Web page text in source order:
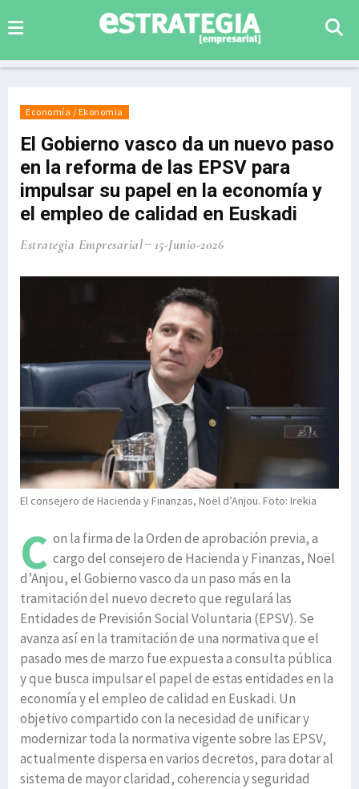
Economía / Ekonomia
El Gobierno vasco da un nuevo paso
en la reforma de las EPSV para
impulsar su papel en la economía y
el empleo de calidad en Euskadi
Estrategia Empresarial 15-Junio-2026
El consejero de Hacienda y Finanzas, Noël d’Anjou. Foto: Irekia
C on la firma de la Orden de aprobación previa, a
cargo del consejero de Hacienda y Finanzas, Noël
d’Anjou, el Gobierno vasco da un paso más en la
tramitación del nuevo decreto que regulará las
Entidades de Previsión Social Voluntaria (EPSV). Se
avanza así en la tramitación de una normativa que el
pasado mes de marzo fue expuesta a consulta pública
y que busca impulsar el papel de estas entidades en la
economía y el empleo de calidad en Euskadi. Un
objetivo compartido con la necesidad de unificar y
modernizar toda la normativa vigente sobre las EPSV,
actualmente dispersa en varios decretos, para dotar al
sistema de mayor claridad, coherencia y seguridad